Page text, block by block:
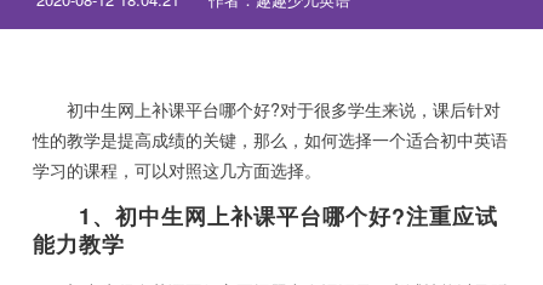
初中生网上补课平台哪个好?对于很多学生来说，课后针对
性的教学是提高成绩的关键，那么，如何选择一个适合初中英语
学习的课程，可以对照这几方面选择。
1、初中生网上补课平台哪个好?注重应试
能力教学